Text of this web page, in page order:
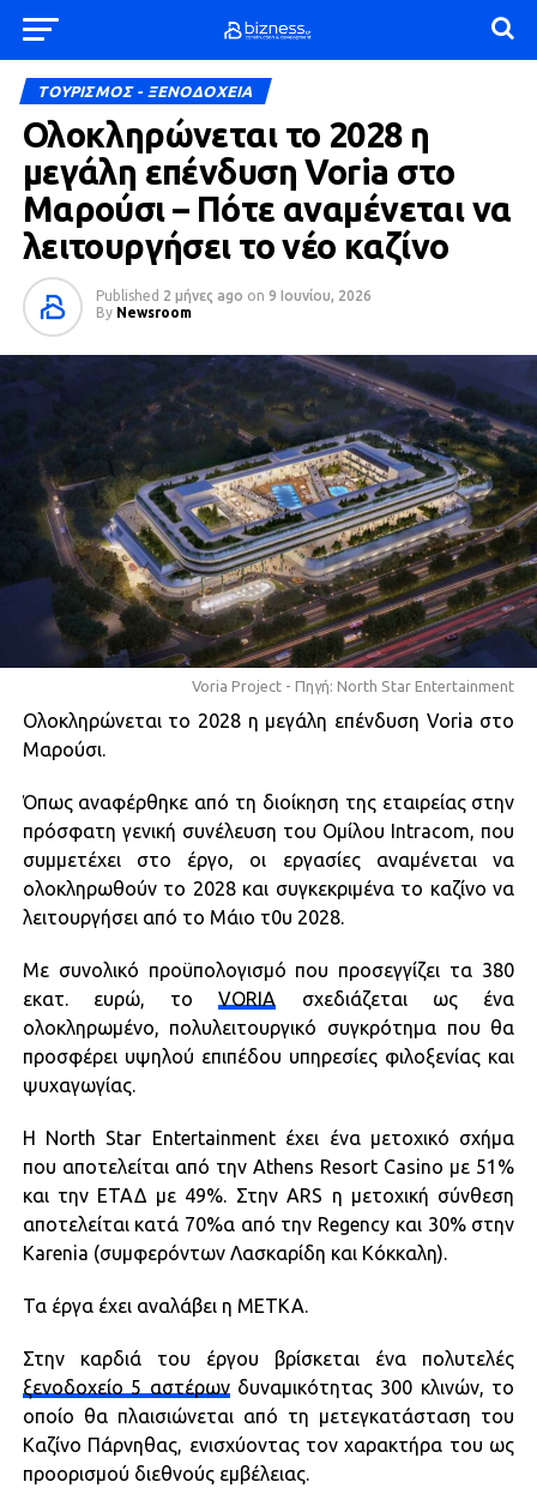
ΤΟΥΡΙΣΜΟΣ - ΞΕΝΟΔΟΧΕΙΑ
Ολοκληρώνεται το 2028 η
μεγάλη επένδυση Voria στο
Μαρούσι – Πότε αναμένεται να
λειτουργήσει το νέο καζίνο
Published 2 μήνες ago on 9 Ιουνίου, 2026
By Newsroom
Voria Project - Πηγή: North Star Entertainment
Ολοκληρώνεται το 2028 η μεγάλη επένδυση Voria στο
Μαρούσι.
Όπως αναφέρθηκε από τη διοίκηση της εταιρείας στην
πρόσφατη γενική συνέλευση του Ομίλου Intracom, που
συμμετέχει στο έργο, οι εργασίες αναμένεται να
ολοκληρωθούν το 2028 και συγκεκριμένα το καζίνο να
λειτουργήσει από το Μάιο τ0υ 2028.
Με συνολικό προϋπολογισμό που προσεγγίζει τα 380
εκατ. ευρώ, τοVORIA σχεδιάζεται ως ένα
ολοκληρωμένο, πολυλειτουργικό συγκρότημα που θα
προσφέρει υψηλού επιπέδου υπηρεσίες φιλοξενίας και
ψυχαγωγίας.
Η North Star Entertainment έχει ένα μετοχικό σχήμα
που αποτελείται από την Athens Resort Casino με 51%
και την ΕΤΑΔ με 49%. Στην ΑRS η μετοχική σύνθεση
αποτελείται κατά 70%α από την Regency και 30% στην
Karenia (συμφερόντων Λασκαρίδη και Κόκκαλη).
Τα έργα έχει αναλάβει η ΜΕΤΚΑ.
Στην καρδιά του έργου βρίσκεται ένα πολυτελές
ξενοδοχείο 5 αστέρωνδυναμικότητας 300 κλινών, το
οποίο θα πλαισιώνεται από τη μετεγκατάσταση του
Καζίνο Πάρνηθας, ενισχύοντας τον χαρακτήρα του ως
προορισμού διεθνούς εμβέλειας.